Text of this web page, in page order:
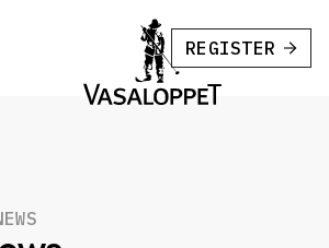
REGISTER